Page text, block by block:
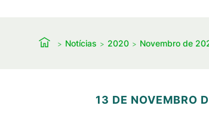
Notícias 2020 Novembro de
13 DE NOVEMBRO